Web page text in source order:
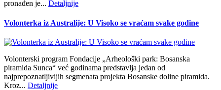
pronađen je... Detaljnije
Volonterka iz Australije: U Visoko se vraćam svake godine
Volonterski program Fondacije „Arheološki park: Bosanska
piramida Sunca“ već godinama predstavlja jedan od
najprepoznatljivijih segmenata projekta Bosanske doline piramida.
Kroz... Detaljnije